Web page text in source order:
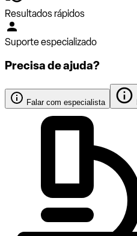
Resultados rápidos
Suporte especializado
Precisa de ajuda?
Falar com especialista